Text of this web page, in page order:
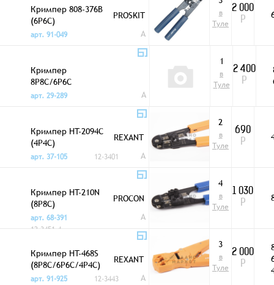
Кримпер 808-376B
(6P6C)
PROSKIT
арт. 91-049
A
в
Туле
2 000
Р
Кримпер
8P8C/6P6C
арт. 29-289
A
1
в
Туле
2 400
Р
Кримпер HT-2094C
(4P4C)
REXANT
арт. 37-105
12-3401 A
2
в
Туле
690
Р
Кримпер HT-210N
(8P8C)
PROCON
арт. 68-391
12-3451-4
A
4
в
Туле
1 030
Р
Кримпер HT-468S
(8P8C/6P6C/4P4C)
REXANT
арт. 91-925
12-3443 A
3
в
Туле
2 000
Р